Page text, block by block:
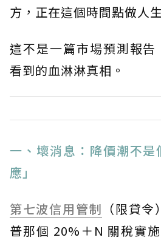
方，正在這個時間點做人
這不是一篇市場預測報
看到的血淋淋真相。
一、壞消息：降價潮不
應」
第七波信用管制 （限貸
普那個 20%＋N 關稅實